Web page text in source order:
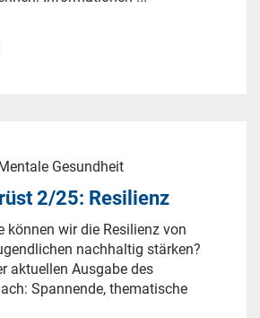
Gesundheit
2/25: Resilienz
können wir die Resilienz von
nachhaltig stärken?
aktuellen Ausgabe des
Spannende, thematische